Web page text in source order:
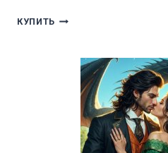
КУПИТЬ ДВА
МЕНЯ